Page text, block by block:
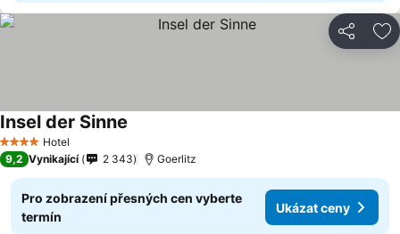
Sdílet
4 Počet hvězdiček
Hotel
Insel der Sinne
9,2 Vynikající 2 343 Goerlitz
Pro zobrazení přesných cen vyberte
termín
Ukázat ceny